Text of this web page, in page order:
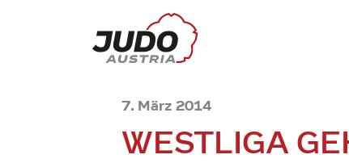
7. März 2014
WESTLIGA